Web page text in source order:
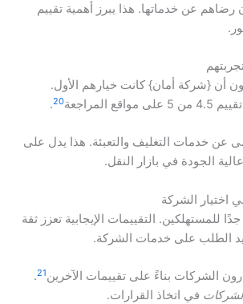
رضاهم عن خدماتها. هذا يبرز أهمية تقييم
أن {شركة أمان} كانت خيارهم الأول.
المراجعة
20
.
يرضى عن خدمات التغليف والتعبئة. هذا يدل على
الجودة في بازار النقل.
اختيار الشركة
للمستهلكين. التقييمات الإيجابية تعزز ثقة
الطلب على خدمات الشركة.
21
.
في اتخاذ القرارات.